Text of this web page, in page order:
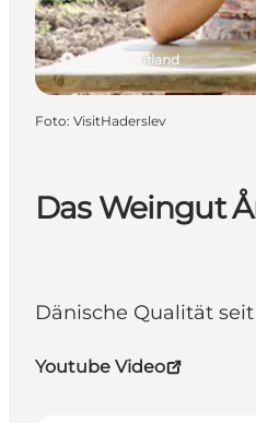
Das Weingut
Dänische Qualität
Youtube Video
Aarø, Südjütland
Foto: VisitHaderslev